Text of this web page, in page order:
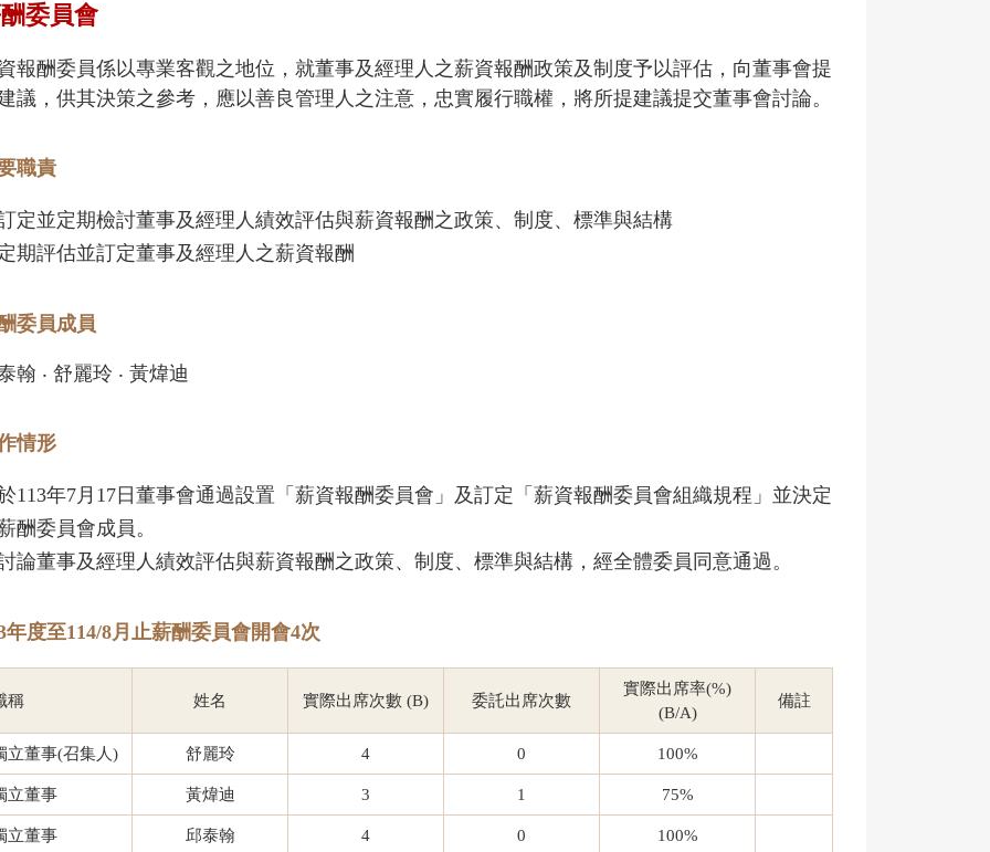
委員會
報酬委員係以專業客觀之地位，就董事及經理人之薪資報酬政策及制度予以評估，向董事會提
議，供其決策之參考，應以善良管理人之注意，忠實履行職權，將所提建議提交董事會討論。
職責
定並定期檢討董事及經理人績效評估與薪資報酬之政策、制度、標準與結構
期評估並訂定董事及經理人之薪資報酬
委員成員
翰 ‧ 舒麗玲 ‧ 黃煒迪
情形
113年7月17日董事會通過設置「薪資報酬委員會」及訂定「薪資報酬委員會組織規程」並決定
酬委員會成員。
論董事及經理人績效評估與薪資報酬之政策、制度、標準與結構，經全體委員同意通過。
年度至114/8月止薪酬委員會開會4次
稱 姓名 實際出席次數 (B) 委託出席次數
實際出席率(%)
(B/A)
備註
立董事(召集人) 舒麗玲 4 0 100%
立董事 黃煒迪 3 1 75%
立董事 邱泰翰 4 0 100%